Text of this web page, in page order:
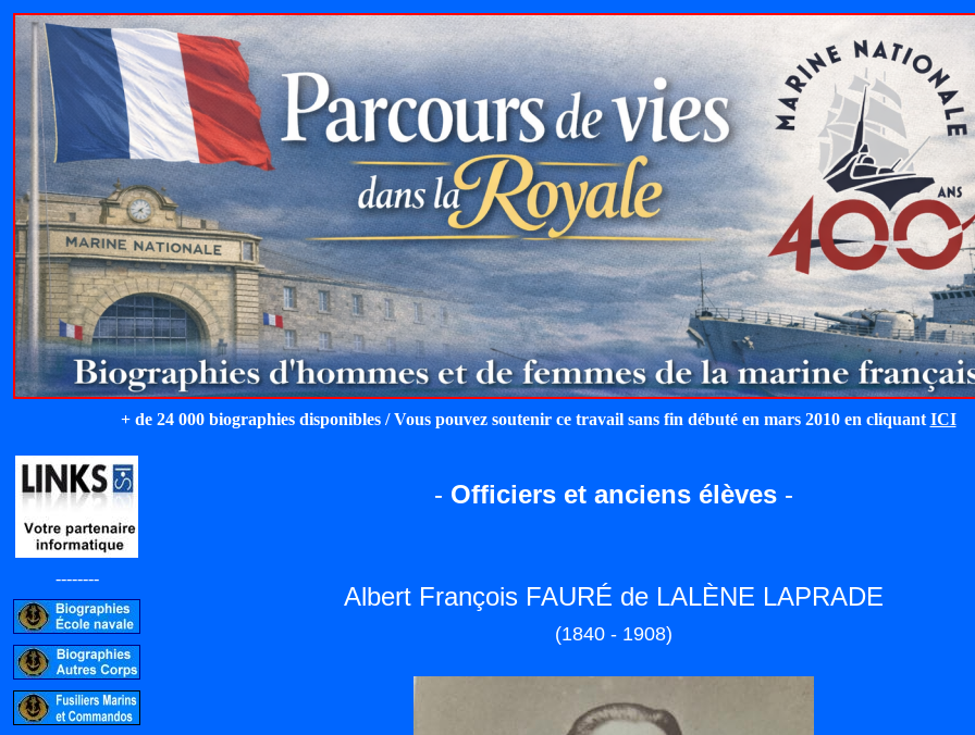
+ de 24 000 biographies disponibles / Vous pouvez soutenir ce travail sans fin débuté en mars 2010 en cliquant ICI
--------
- Officiers et anciens élèves -
Albert François FAURÉ de LALÈNE LAPRADE
(1840 - 1908)